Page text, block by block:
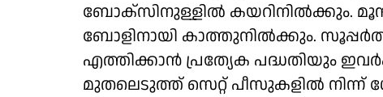
ബോക്‌സിനുള്ളിൽ കയറിനിൽക്കും.
ബോളിനായി കാത്തുനിൽക്കും.
എത്തിക്കാൻ പ്രത്യേക പദ്ധതിയും
മുതലെടുത്ത് സെറ്റ് പീസുകളിൽ നിന്ന്